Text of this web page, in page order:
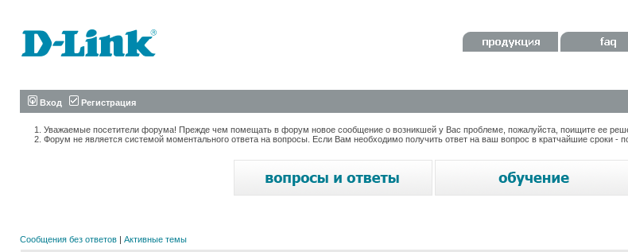
Вход Регистрация
Уважаемые посетители форума! Прежде чем помещать в форум новое сообщение о возникшей у Вас проблеме, пожалуйста, поищите ее
Форум не является системой моментального ответа на вопросы. Если Вам необходимо получить ответ на ваш вопрос в кратчайшие сроки -
Сообщения без ответов | Активные темы